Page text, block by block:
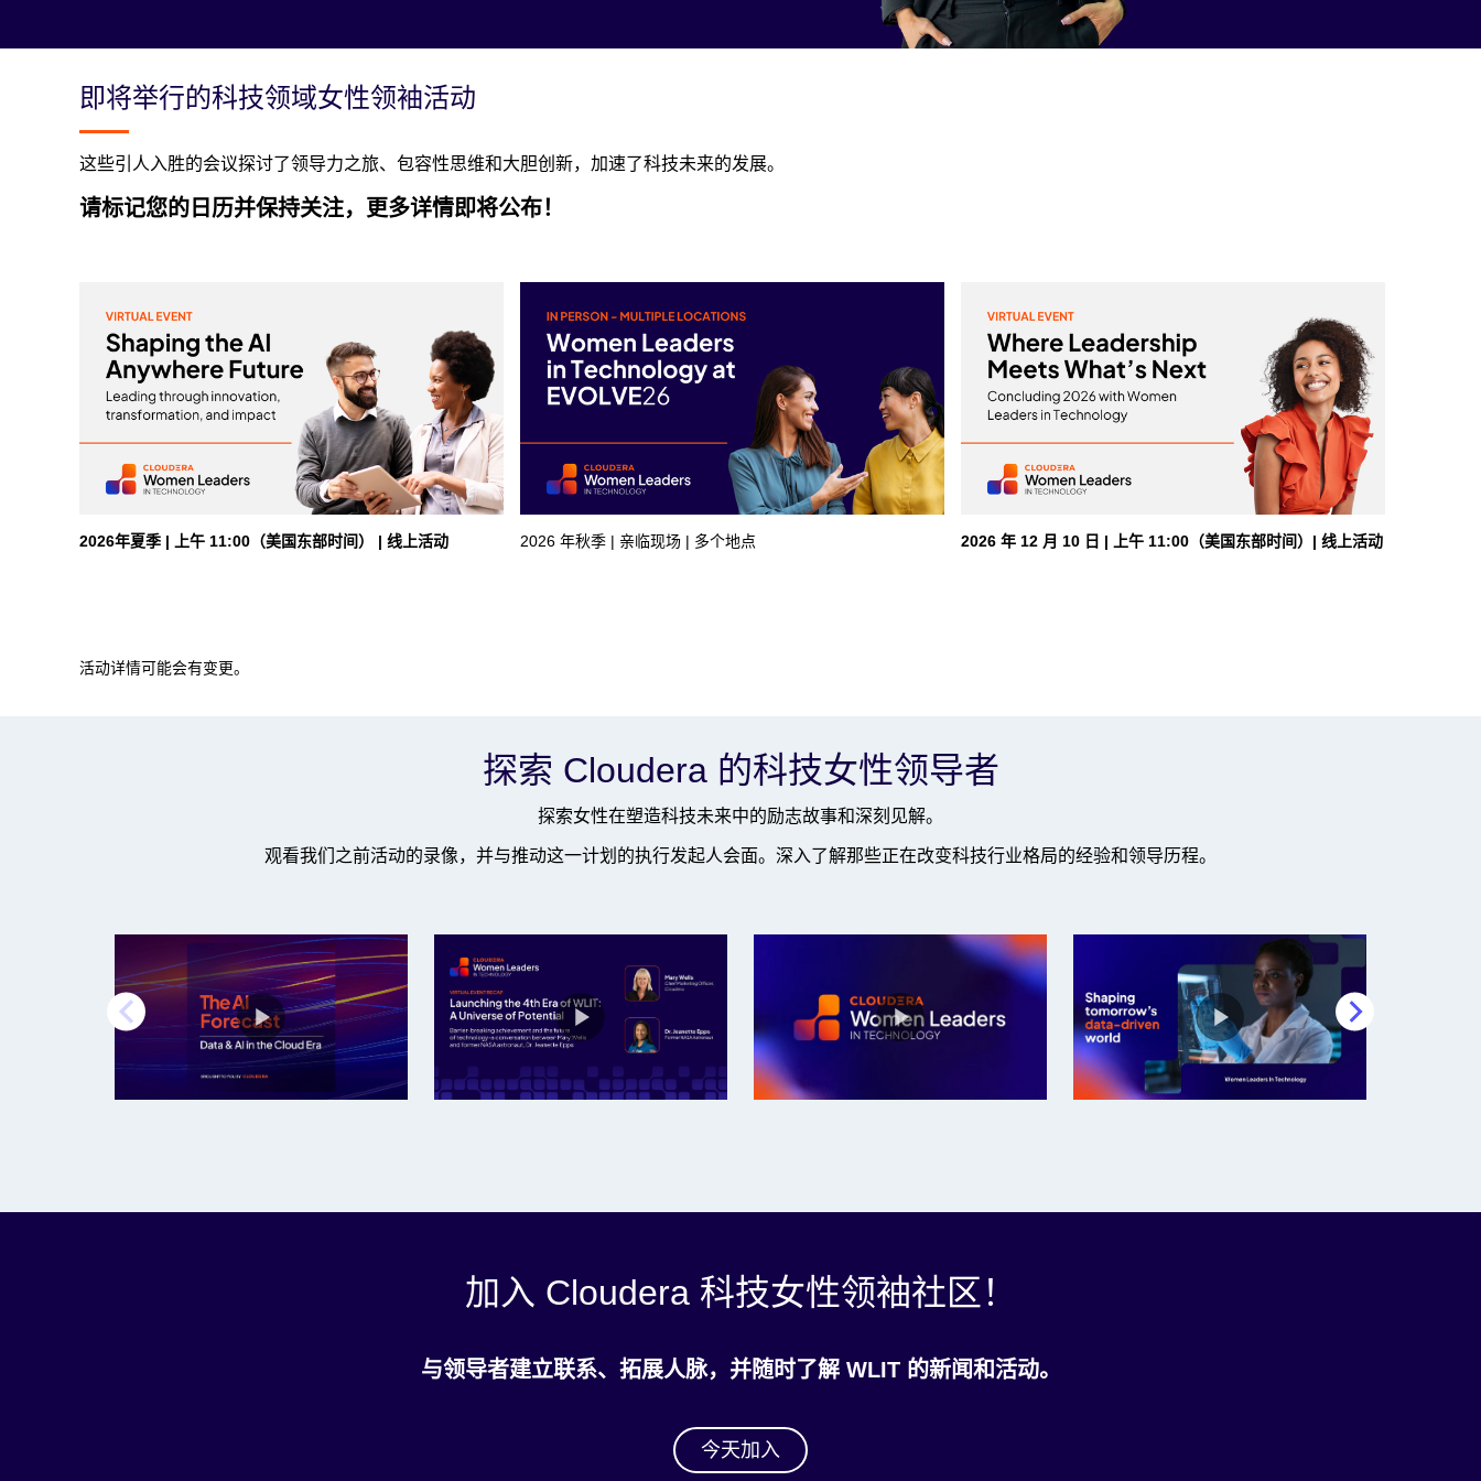
即将举行的科技领域女性领袖活动
这些引人入胜的会议探讨了领导力之旅、包容性思维和大胆创新，加速了科技未来的发展。
请标记您的日历并保持关注，更多详情即将公布！
2026年夏季 | 上午 11:00（美国东部时间） | 线上活动 2026 年秋季 | 亲临现场 | 多个地点 2026 年 12 月 10 日 | 上午 11:00（美国东部时间）| 线上活动
活动详情可能会有变更。
探索 Cloudera 的科技女性领导者
探索女性在塑造科技未来中的励志故事和深刻见解。
观看我们之前活动的录像，并与推动这一计划的执行发起人会面。深入了解那些正在改变科技行业格局的经验和领导历程。
加入 Cloudera 科技女性领袖社区！
与领导者建立联系、拓展人脉，并随时了解 WLIT 的新闻和活动。
今天加入